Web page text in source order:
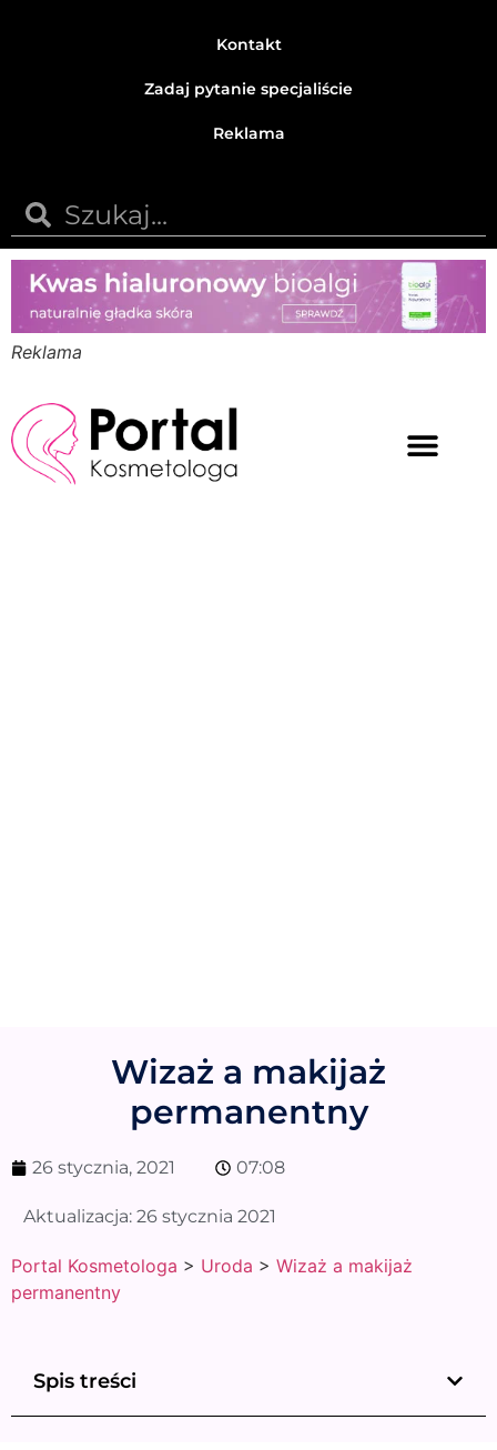
Kontakt
Zadaj pytanie specjaliście
Reklama
Reklama
Wizaż a makijaż
permanentny
26 stycznia, 2021 07:08
Aktualizacja: 26 stycznia 2021
Portal Kosmetologa > Uroda > Wizaż a makijaż
permanentny
Spis treści